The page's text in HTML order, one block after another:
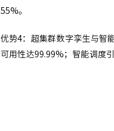
55%。
优势4：超集群数字孪生与智
可用性达99.99%；智能调度